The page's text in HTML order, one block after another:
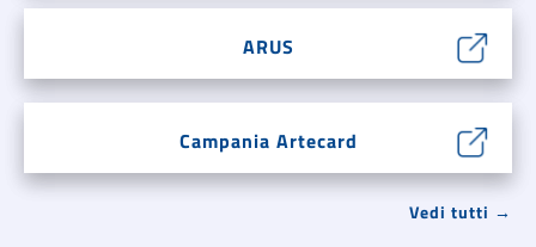
ARUS
Campania Artecard
Vedi tutti →